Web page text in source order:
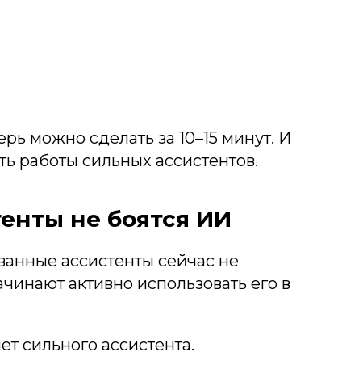
можно сделать за 10–15 минут. И
работы сильных ассистентов.
не боятся ИИ
ассистенты сейчас не
активно использовать его в
сильного ассистента.